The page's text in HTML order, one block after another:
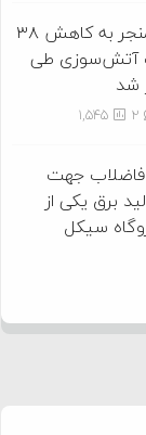
فرهنگ سازی منجر به کاهش ۳۸
آتش‌سوزی طی
شد
1,545
فاضلاب جهت
برق یکی از
سیکل